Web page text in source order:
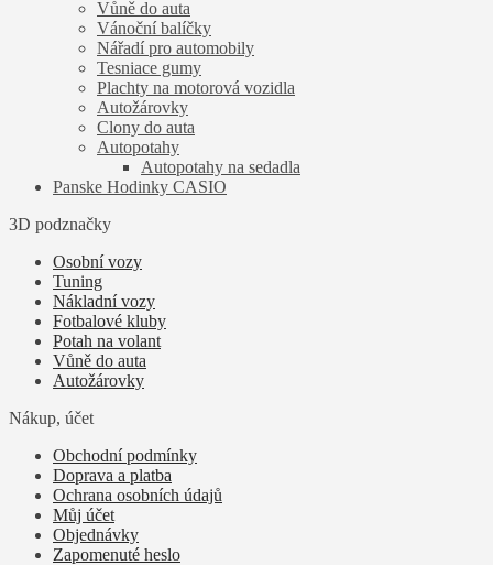
Vůně do auta
Vánoční balíčky
Nářadí pro automobily
Tesniace gumy
Plachty na motorová vozidla
Autožárovky
Clony do auta
Autopotahy
Autopotahy na sedadla
Panske Hodinky CASIO
3D podznačky
Osobní vozy
Tuning
Nákladní vozy
Fotbalové kluby
Potah na volant
Vůně do auta
Autožárovky
Nákup, účet
Obchodní podmínky
Doprava a platba
Ochrana osobních údajů
Můj účet
Objednávky
Zapomenuté heslo